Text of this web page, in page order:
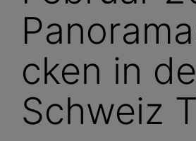
cken in
Schweiz